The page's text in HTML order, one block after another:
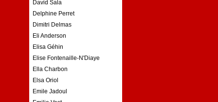
David Sala
Delphine Perret
Dimitri Delmas
Eli Anderson
Elisa Géhin
Elise Fontenaille-N'Diaye
Ella Charbon
Elsa Oriol
Emile Jadoul